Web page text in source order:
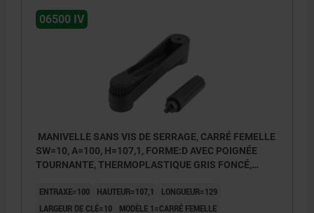
06500 IV
MANIVELLE SANS VIS DE SERRAGE, CARRÉ FEMELLE
SW=10, A=100, H=107,1, FORME:D AVEC POIGNÉE
TOURNANTE, THERMOPLASTIQUE GRIS FONCÉ,
ENTRAXE=100 HAUTEUR=107,1
LONGUEUR=129
LARGEUR DE CLÉ=10
MODÈLE 1=CARRÉ FEMELLE